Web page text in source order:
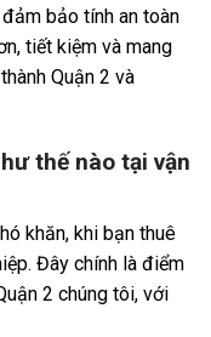
bảo tính an toàn
tiết kiệm và mang
Quận 2 và
thế nào tại vận
khăn, khi bạn thuê
Đây chính là điểm
2 chúng tôi, với